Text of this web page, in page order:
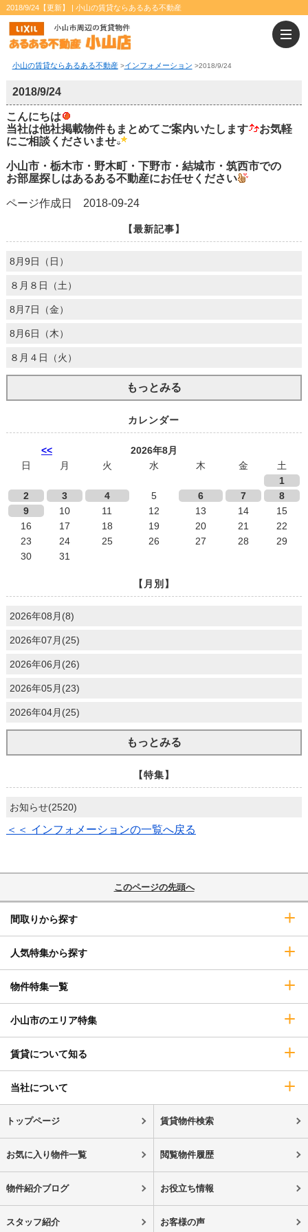
2018/9/24【更新】 | 小山の賃貸ならあるある不動産
小山の賃貸ならあるある不動産>インフォメーション >2018/9/24
2018/9/24
こんにちは
当社は他社掲載物件もまとめてご案内いたします
お気軽
にご相談くださいませ
小山市・栃木市・野木町・下野市・結城市・筑西市での
お部屋探しはあるある不動産にお任せください
ページ作成日 2018-09-24
【最新記事】
8月9日（日）
８月８日（土）
8月7日（金）
8月6日（木）
８月４日（火）
もっとみる
カレンダー
<<
2026年8月
日
月 火 水 木 金
土
1
2
3 4 5 6 7
8
9
10 11 12 13 14
15
16
17 18 19 20 21
22
23
24 25 26 27 28
29
30
31
【月別】
2026年08月(8)
2026年07月(25)
2026年06月(26)
2026年05月(23)
2026年04月(25)
もっとみる
【特集】
お知らせ(2520)
＜＜ インフォメーションの一覧へ戻る
このページの先頭へ
間取りから探す
人気特集から探す
物件特集一覧
小山市のエリア特集
賃貸について知る
当社について
トップページ 賃貸物件検索
お気に入り物件一覧 閲覧物件履歴
物件紹介ブログ お役立ち情報
スタッフ紹介 お客様の声